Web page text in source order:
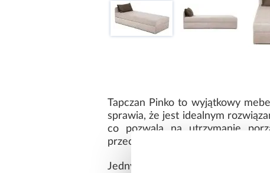
Tapczan Pinko to wyjątkowy
sprawia, że jest idealnym
co pozwala na utrzymanie
przechowywać kołdry, poduszki i
Jednym z wyróżniających się